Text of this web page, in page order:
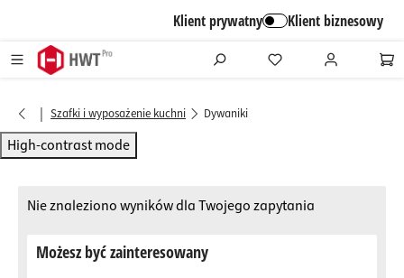
Klient prywatny Klient biznesowy
| Szafki i wyposażenie kuchni Dywaniki
High-contrast mode
Nie znaleziono wyników dla Twojego zapytania
Możesz być zainteresowany